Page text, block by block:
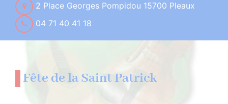
2 Place Georges Pompidou 15700 Pleaux
04 71 40 41 18
Fête de la Saint Patrick